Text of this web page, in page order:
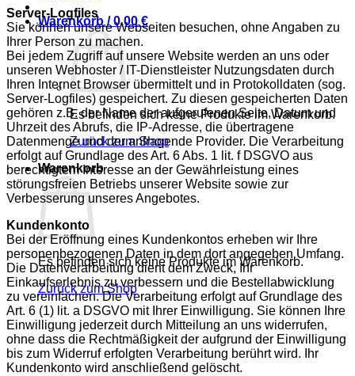
Warenkorb /0,00 €
Es befinden sich keine Produkte im Warenkorb.
Zurück zum Shop
Warenkorb
Es befinden sich keine Produkte im Warenkorb.
Zurück zum Shop
Server-Logfiles
Sie können unsere Webseiten besuchen, ohne Angaben zu
Ihrer Person zu machen.
Bei jedem Zugriff auf unsere Website werden an uns oder
unseren Webhoster / IT-Dienstleister Nutzungsdaten durch
Ihren Internet Browser übermittelt und in Protokolldaten (sog.
Server-Logfiles) gespeichert. Zu diesen gespeicherten Daten
gehören z.B. der Name der aufgerufenen Seite, Datum und
Uhrzeit des Abrufs, die IP-Adresse, die übertragene
Datenmenge und der anfragende Provider. Die Verarbeitung
erfolgt auf Grundlage des Art. 6 Abs. 1 lit. f DSGVO aus
berechtigtem Interesse an der Gewährleistung eines
störungsfreien Betriebs unserer Website sowie zur
Verbesserung unseres Angebotes.
Kundenkonto
Bei der Eröffnung eines Kundenkontos erheben wir Ihre
personenbezogenen Daten in dem dort angegeben Umfang.
Die Datenverarbeitung dient dem Zweck, Ihr
Einkaufserlebnis zu verbessern und die Bestellabwicklung
zu vereinfachen. Die Verarbeitung erfolgt auf Grundlage des
Art. 6 (1) lit. a DSGVO mit Ihrer Einwilligung. Sie können Ihre
Einwilligung jederzeit durch Mitteilung an uns widerrufen,
ohne dass die Rechtmäßigkeit der aufgrund der Einwilligung
bis zum Widerruf erfolgten Verarbeitung berührt wird. Ihr
Kundenkonto wird anschließend gelöscht.